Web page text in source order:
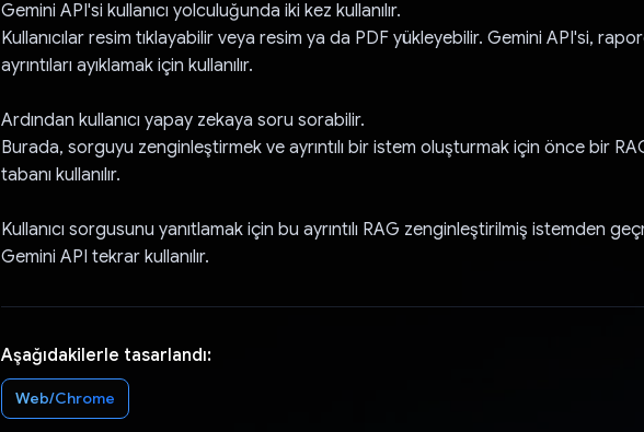
Gemini API'si kullanıcı yolculuğunda iki kez kullanılır.
Kullanıcılar resim tıklayabilir veya resim ya da PDF yükleyebilir. Gemini API'si,
ayrıntıları ayıklamak için kullanılır.
Ardından kullanıcı yapay zekaya soru sorabilir.
Burada, sorguyu zenginleştirmek ve ayrıntılı bir istem oluşturmak için önce bir
tabanı kullanılır.
Kullanıcı sorgusunu yanıtlamak için bu ayrıntılı RAG zenginleştirilmiş istemden
Gemini API tekrar kullanılır.
Aşağıdakilerle tasarlandı:
Web/Chrome